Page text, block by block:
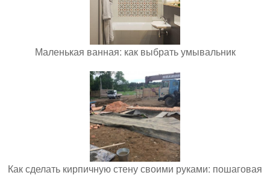
Маленькая ванная: как выбрать умывальник
Как сделать кирпичную стену своими руками: пошаговая